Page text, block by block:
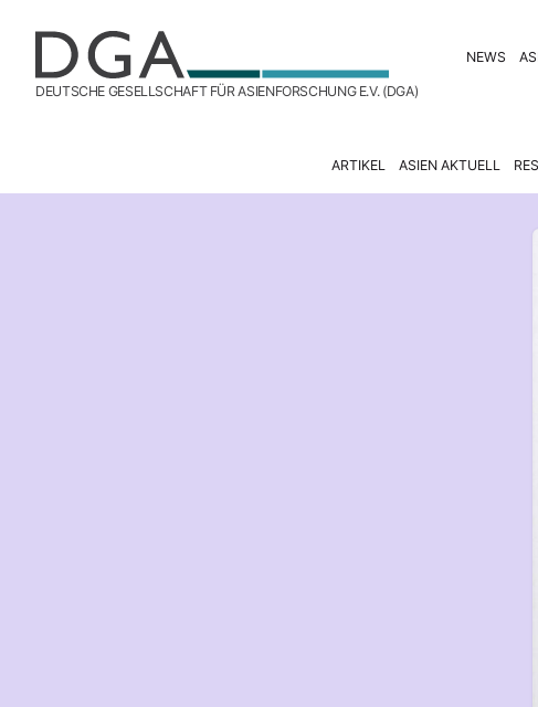
DEUTSCHE GESELLSCHAFT FÜR ASIENFORSCHUNG E.V. (DGA)
NEWS
ARTIKEL ASIEN AKTUELL